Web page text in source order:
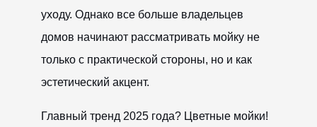
уходу. Однако все больше владельцев
домов начинают рассматривать мойку не
только с практической стороны, но и как
эстетический акцент.
Главный тренд 2025 года? Цветные мойки!